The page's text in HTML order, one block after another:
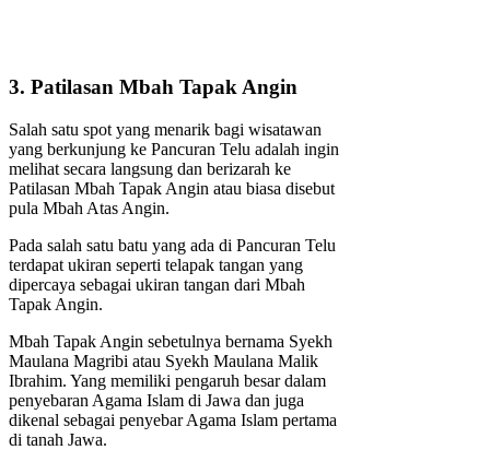
3. Patilasan Mbah Tapak Angin
Salah satu spot yang menarik bagi wisatawan
yang berkunjung ke Pancuran Telu adalah ingin
melihat secara langsung dan berizarah ke
Patilasan Mbah Tapak Angin atau biasa disebut
pula Mbah Atas Angin.
Pada salah satu batu yang ada di Pancuran Telu
terdapat ukiran seperti telapak tangan yang
dipercaya sebagai ukiran tangan dari Mbah
Tapak Angin.
Mbah Tapak Angin sebetulnya bernama Syekh
Maulana Magribi atau Syekh Maulana Malik
Ibrahim. Yang memiliki pengaruh besar dalam
penyebaran Agama Islam di Jawa dan juga
dikenal sebagai penyebar Agama Islam pertama
di tanah Jawa.